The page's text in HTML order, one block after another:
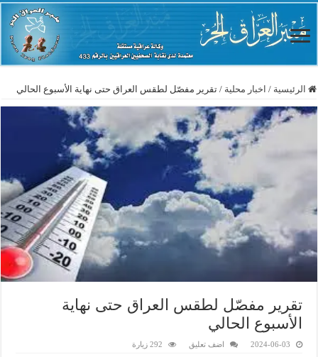
الرئيسية / اخبار محلية / تقرير مفصّل لطقس العراق حتى نهاية الأسبوع الحالي
تقرير مفصّل لطقس العراق حتى نهاية
الأسبوع الحالي
2024-06-03 اضف تعليق 292 زيارة